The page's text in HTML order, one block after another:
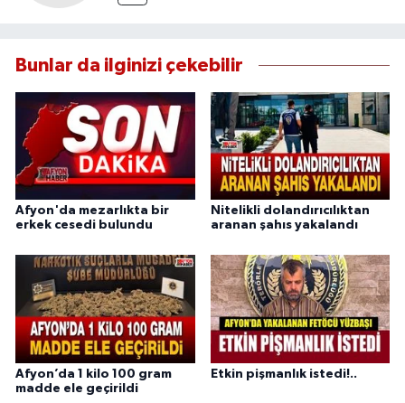
Bunlar da ilginizi çekebilir
Afyon'da mezarlıkta bir
erkek cesedi bulundu
Nitelikli dolandırıcılıktan
aranan şahıs yakalandı
Afyon’da 1 kilo 100 gram
madde ele geçirildi
Etkin pişmanlık istedi!..